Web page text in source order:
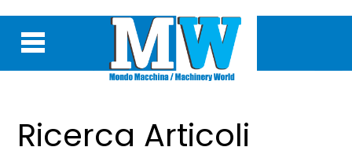
Ricerca Articoli